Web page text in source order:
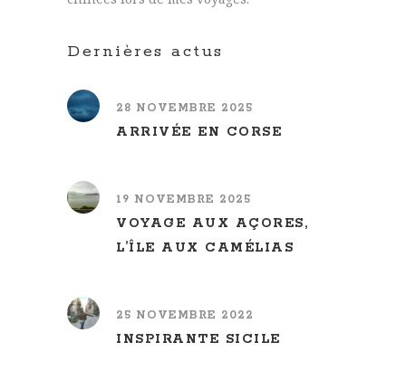
Dernières actus
28 NOVEMBRE 2025
ARRIVÉE EN CORSE
19 NOVEMBRE 2025
VOYAGE AUX AÇORES,
L’ÎLE AUX CAMÉLIAS
25 NOVEMBRE 2022
INSPIRANTE SICILE